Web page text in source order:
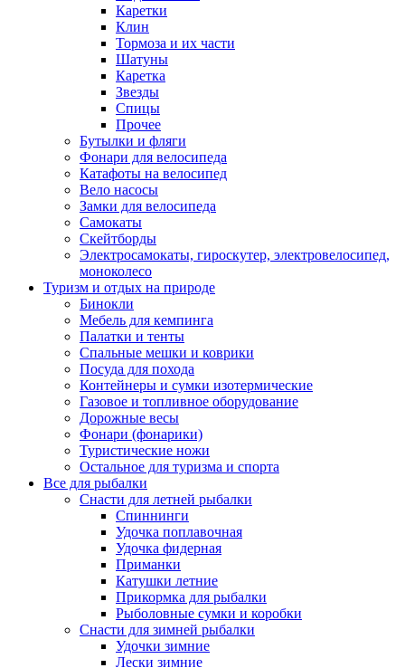
Каретки
Клин
Тормоза и их части
Шатуны
Каретка
Звезды
Спицы
Прочее
Бутылки и фляги
Фонари для велосипеда
Катафоты на велосипед
Вело насосы
Замки для велосипеда
Самокаты
Скейтборды
Электросамокаты, гироскутер, электровелосипед,
моноколесо
Туризм и отдых на природе
Бинокли
Мебель для кемпинга
Палатки и тенты
Спальные мешки и коврики
Посуда для похода
Контейнеры и сумки изотермические
Газовое и топливное оборудование
Дорожные весы
Фонари (фонарики)
Туристические ножи
Остальное для туризма и спорта
Все для рыбалки
Снасти для летней рыбалки
Спиннинги
Удочка поплавочная
Удочка фидерная
Приманки
Катушки летние
Прикормка для рыбалки
Рыболовные сумки и коробки
Снасти для зимней рыбалки
Удочки зимние
Лески зимние